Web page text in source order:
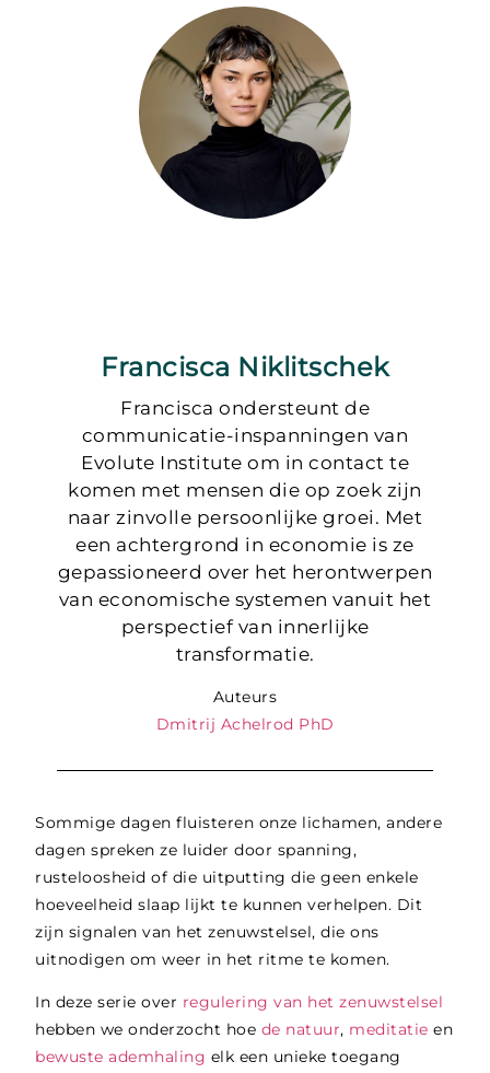
Francisca Niklitschek
Francisca ondersteunt de
communicatie-inspanningen van
Evolute Institute om in contact te
komen met mensen die op zoek zijn
naar zinvolle persoonlijke groei. Met
een achtergrond in economie is ze
gepassioneerd over het herontwerpen
van economische systemen vanuit het
perspectief van innerlijke
transformatie.
Auteurs
Dmitrij Achelrod PhD
Sommige dagen fluisteren onze lichamen, andere
dagen spreken ze luider door spanning,
rusteloosheid of die uitputting die geen enkele
hoeveelheid slaap lijkt te kunnen verhelpen. Dit
zijn signalen van het zenuwstelsel, die ons
uitnodigen om weer in het ritme te komen.
In deze serie over regulering van het zenuwstelsel
hebben we onderzocht hoe de natuur, meditatie en
bewuste ademhaling elk een unieke toegang